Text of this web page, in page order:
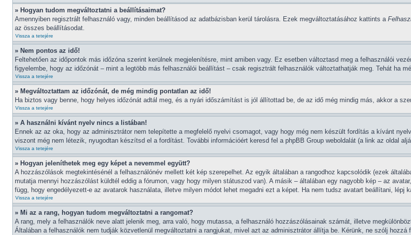
» Hogyan tudom megváltoztatni a beállításaimat?
Amennyiben regisztrált felhasználó vagy, minden beállításod az adatbázisban kerül tárolásra. Ezek megváltoztatásához kattints a
az összes beállításodat.
Vissza a tetejére
» Nem pontos az idő!
Feltehetően az időpontok más időzóna szerint kerülnek megjelenítésre, mint amiben vagy. Ez esetben változtasd meg a felhasználói
figyelembe, hogy az időzónát – mint a legtöbb más felhasználói beállítást – csak regisztrált felhasználók változtathatják meg. Tehát ha
Vissza a tetejére
» Megváltoztattam az időzónát, de még mindig pontatlan az idő!
Ha biztos vagy benne, hogy helyes időzónát adtál meg, és a nyári időszámítást is jól állítottad be, de az idő még mindig más, akkor a
Vissza a tetejére
» A használni kívánt nyelv nincs a listában!
Ennek az az oka, hogy az adminisztrátor nem telepítette a megfelelő nyelvi csomagot, vagy hogy még nem készült fordítás a kívánt
viszont még nem létezik, nyugodtan készítsd el a fordítást. További információért keresd fel a phpBB Group weboldalát (a link az oldal
Vissza a tetejére
» Hogyan jeleníthetek meg egy képet a nevemmel együtt?
A hozzászólások megtekintésénél a felhasználónév mellett két kép szerepelhet. Az egyik általában a rangodhoz kapcsolódik (ezek
mutatja mennyi hozzászólást küldtél eddig a fórumon, vagy hogy milyen státuszod van). A másik – általában egy nagyobb kép – az
függ, hogy engedélyezett-e az avatarok használata, illetve milyen módot lehet megadni ezt a képet. Ha nem tudsz avatart beállítani, lépj
Vissza a tetejére
» Mi az a rang, hogyan tudom megváltoztatni a rangomat?
A rang, mely a felhasználók neve alatt jelenik meg, arra való, hogy mutassa, a felhasználó hozzászólásainak számát, illetve
Általában a felhasználók nem tudják közvetlenül megváltoztatni a rangjukat, mivel azt az adminisztrátor állítja be. Kérünk, ne szólj